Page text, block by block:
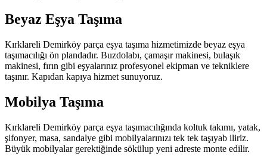
Beyaz Eşya Taşıma
Kırklareli Demirköy parça eşya taşıma hizmetimizde beyaz eşya
taşımacılığı ön plandadır. Buzdolabı, çamaşır makinesi, bulaşık
makinesi, fırın gibi eşyalarınız profesyonel ekipman ve tekniklere
taşınır. Kapıdan kapıya hizmet sunuyoruz.
Mobilya Taşıma
Kırklareli Demirköy parça eşya taşımacılığında koltuk takımı, yatak,
şifonyer, masa, sandalye gibi mobilyalarınızı tek tek taşıyab iliriz.
Büyük mobilyalar gerektiğinde sökülup yeni adreste monte edilir.